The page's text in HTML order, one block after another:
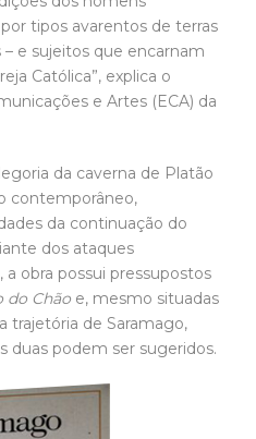
da caverna de Platão
contemporâneo,
da continuação do
dos ataques
obra possui pressupostos
de Saramago,
podem ser sugeridos.